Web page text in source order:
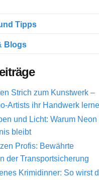
Tipps
Blogs
Strich zum Kunstwerk –
Artists ihr Handwerk
und Licht: Warum Neon
bleibt
Profis: Bewährte
der Transportsicherung
Krimidinner: So wirst